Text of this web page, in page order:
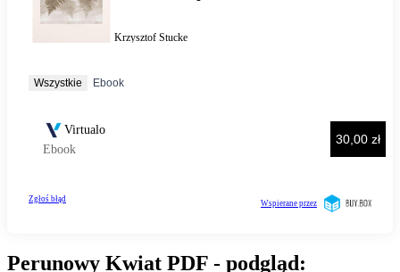
Perunowy Kwiat PDF - podgląd: